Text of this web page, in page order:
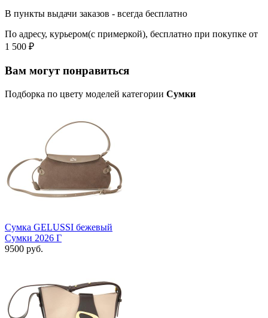
В пункты выдачи заказов - всегда бесплатно
По адресу, курьером(с примеркой), бесплатно при покупке от
1 500 ₽
Вам могут понравиться
Подборка по цвету моделей категории Сумки
Сумка GELUSSI бежевый
Сумки 2026 Г
9500 руб.